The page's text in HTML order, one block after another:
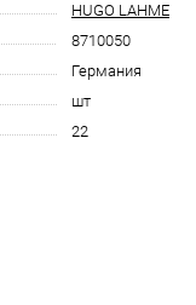
HUGO LAHME
8710050
Германия
шт
22